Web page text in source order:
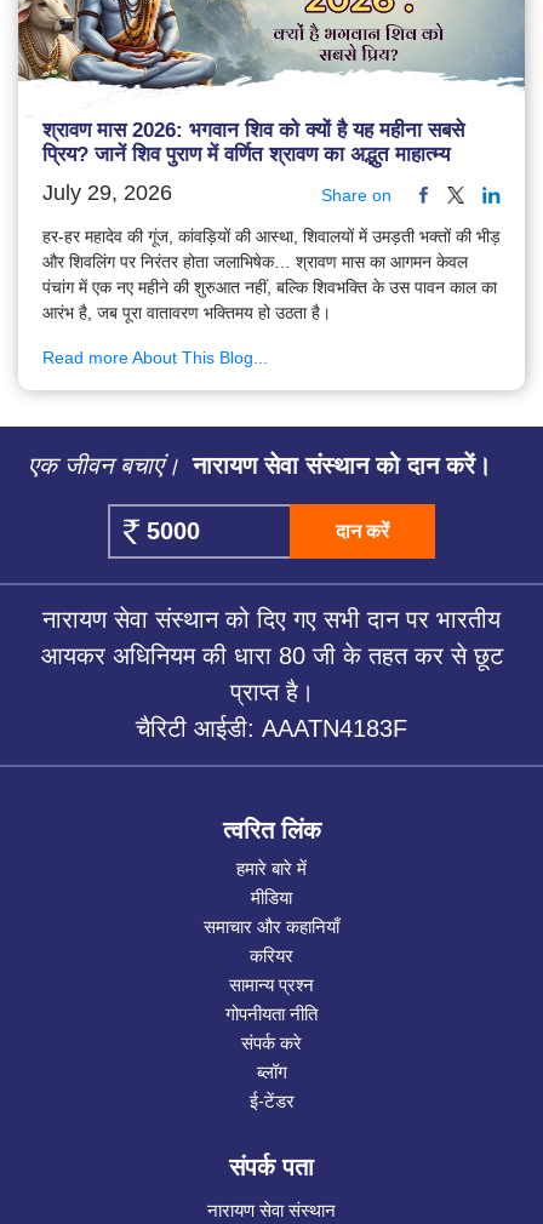
श्रावण मास 2026: भगवान शिव को क्यों है यह महीना सबसे
प्रिय? जानें शिव पुराण में वर्णित श्रावण का अद्भुत माहात्म्य
July 29, 2026 Share on
हर-हर महादेव की गूंज, कांवड़ियों की आस्था, शिवालयों में उमड़ती भक्तों की भीड़
और शिवलिंग पर निरंतर होता जलाभिषेक… श्रावण मास का आगमन केवल
पंचांग में एक नए महीने की शुरुआत नहीं, बल्कि शिवभक्ति के उस पावन काल का
आरंभ है, जब पूरा वातावरण भक्तिमय हो उठता है।
Read more About This Blog...
एक जीवन बचाएं। नारायण सेवा संस्थान को दान करें।
दान करें
नारायण सेवा संस्थान को दिए गए सभी दान पर भारतीय
आयकर अधिनियम की धारा 80 जी के तहत कर से छूट
प्राप्त है।
चैरिटी आईडी: AAATN4183F
त्वरित लिंक
हमारे बारे में
मीडिया
समाचार और कहानियाँ
करियर
सामान्य प्रश्न
गोपनीयता नीति
संपर्क करे
ब्लॉग
ई-टेंडर
संपर्क पता
नारायण सेवा संस्थान